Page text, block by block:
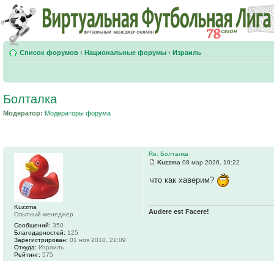
Список форумов ‹ Национальные форумы ‹ Израиль
Болталка
Модератор: Модераторы форума
Re: Болталка
Kuzzma 08 мар 2026, 10:22
что как хаверим?
Audere est Facere!
Kuzzma
Опытный менеджер
Сообщений: 350
Благодарностей: 125
Зарегистрирован: 01 ноя 2010, 21:09
Откуда: Израиль
Рейтинг: 575